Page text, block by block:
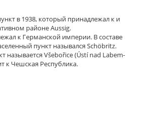
в 1938, который принадлежал к и
районе Aussig.
к Германской империи. В составе
пункт назывался Schöbritz.
называется Všebořice (Ústí nad Labem-
к Чешская Республика.